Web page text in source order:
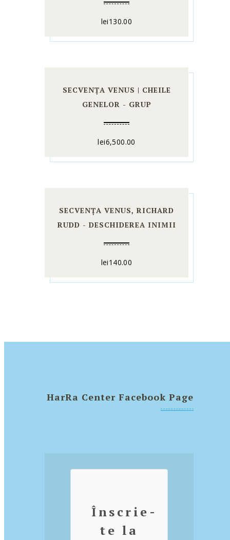
lei130.00
SECVENȚA VENUS | CHEILE
GENELOR - GRUP
lei6,500.00
SECVENȚA VENUS, RICHARD
RUDD - DESCHIDEREA INIMII
lei140.00
HarRa Center Facebook Page
Înscrie-
te la